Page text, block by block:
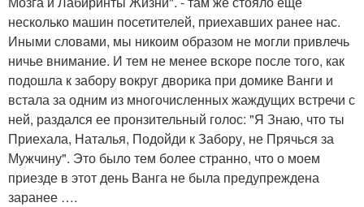
несколько машин посетителей, приехавших ранее нас.
Иными словами, мы никоим образом не могли привлечь
ничье внимание. И тем не менее вскоре после того, как
подошла к забору вокруг дворика при домике Ванги и
встала за одним из многочисленных жаждущих встречи с
ней, раздался ее пронзительный голос: "Я Знаю, что ты
Приехала, Наталья, Подойди к Забору, не Прячься за
Мужчину". Это было тем более странно, что о моем
приезде в этот день Ванга не была предупреждена
заранее ….